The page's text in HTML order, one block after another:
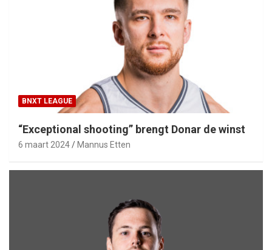
BNXT LEAGUE
“Exceptional shooting” brengt Donar de winst
6 maart 2024 Mannus Etten